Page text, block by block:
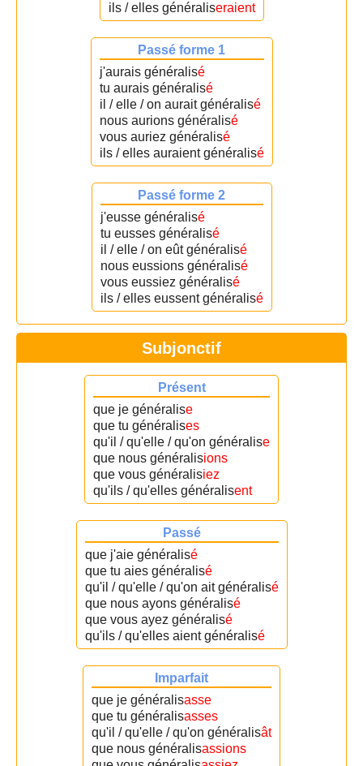
ils / elles généraliseraient
Passé forme 1
j'aurais généralisé
tu aurais généralisé
il / elle / on aurait généralisé
nous aurions généralisé
vous auriez généralisé
ils / elles auraient généralisé
Passé forme 2
j'eusse généralisé
tu eusses généralisé
il / elle / on eût généralisé
nous eussions généralisé
vous eussiez généralisé
ils / elles eussent généralisé
Subjonctif
Présent
que je généralise
que tu généralises
qu'il / qu'elle / qu'on généralise
que nous généralisions
que vous généralisiez
qu'ils / qu'elles généralisent
Passé
que j'aie généralisé
que tu aies généralisé
qu'il / qu'elle / qu'on ait généralisé
que nous ayons généralisé
que vous ayez généralisé
qu'ils / qu'elles aient généralisé
Imparfait
que je généralisasse
que tu généralisasses
qu'il / qu'elle / qu'on généralisât
que nous généralisassions